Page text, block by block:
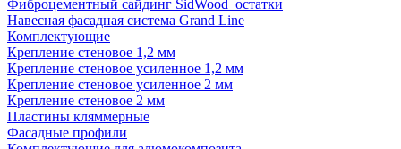
Фиброцементный сайдинг SidWood_остатки
Навесная фасадная система Grand Line
Комплектующие
Крепление стеновое 1,2 мм
Крепление стеновое усиленное 1,2 мм
Крепление стеновое усиленное 2 мм
Крепление стеновое 2 мм
Пластины кляммерные
Фасадные профили